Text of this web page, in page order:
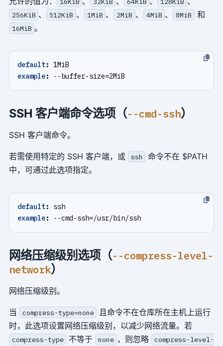
256KiB 、 512KiB 、 1MiB 、 2MiB 、 4MiB 、 8MiB 和
16MiB 。
default: 1MiB
example: --buffer-size=2MiB
SSH 客户端命令选项（--cmd-ssh）
SSH 客户端命令。
若需使用特定的 SSH 客户端，或 ssh
命令不在 $PATH
中，可通过此选项指定。
default:
ssh
example: --cmd-ssh=/usr/bin/ssh
网络压缩级别选项（--compress-level-
network）
网络压缩级别。
当 compress-type=none
且命令不在仓库所在主机上运行
时，此选项设置网络压缩级别，以减少网络流量。若
compress-type 不等于 none ，则忽略
compress-level-